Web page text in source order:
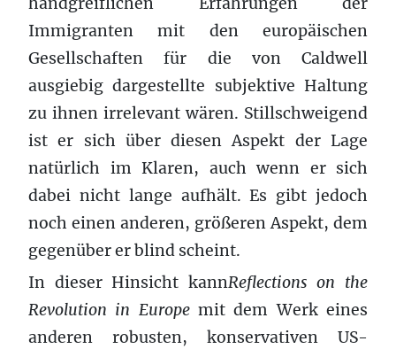
Immigranten mit den europäischen
Gesellschaften für die von Caldwell
ausgiebig dargestellte subjektive Haltung
zu ihnen irrelevant wären. Stillschweigend
ist er sich über diesen Aspekt der Lage
natürlich im Klaren, auch wenn er sich
dabei nicht lange aufhält. Es gibt jedoch
noch einen anderen, größeren Aspekt, dem
gegenüber er blind scheint.
In dieser Hinsicht kannReflections on the
Revolution in Europemit dem Werk eines
anderen robusten, konservativen US-